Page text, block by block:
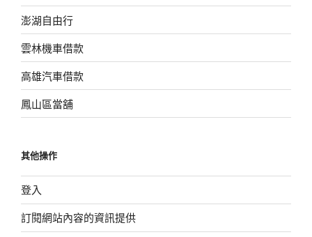
澎湖自由行
雲林機車借款
高雄汽車借款
鳳山區當舖
其他操作
登入
訂閱網站內容的資訊提供